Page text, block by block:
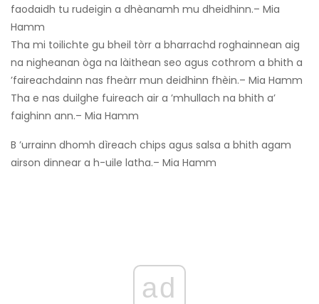
faodaidh tu rudeigin a dhèanamh mu dheidhinn.– Mia
Hamm
Tha mi toilichte gu bheil tòrr a bharrachd roghainnean aig
na nigheanan òga na làithean seo agus cothrom a bhith a
’faireachdainn nas fheàrr mun deidhinn fhèin.– Mia Hamm
Tha e nas duilghe fuireach air a ’mhullach na bhith a’
faighinn ann.– Mia Hamm
B ’urrainn dhomh dìreach chips agus salsa a bhith agam
airson dinnear a h-uile latha.– Mia Hamm
ad